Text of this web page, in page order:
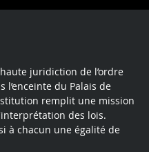
LinkedInInstagram
juridiction de l’ordre
l’enceinte du Palais de
remplit une mission
des lois.
à chacun une égalité de